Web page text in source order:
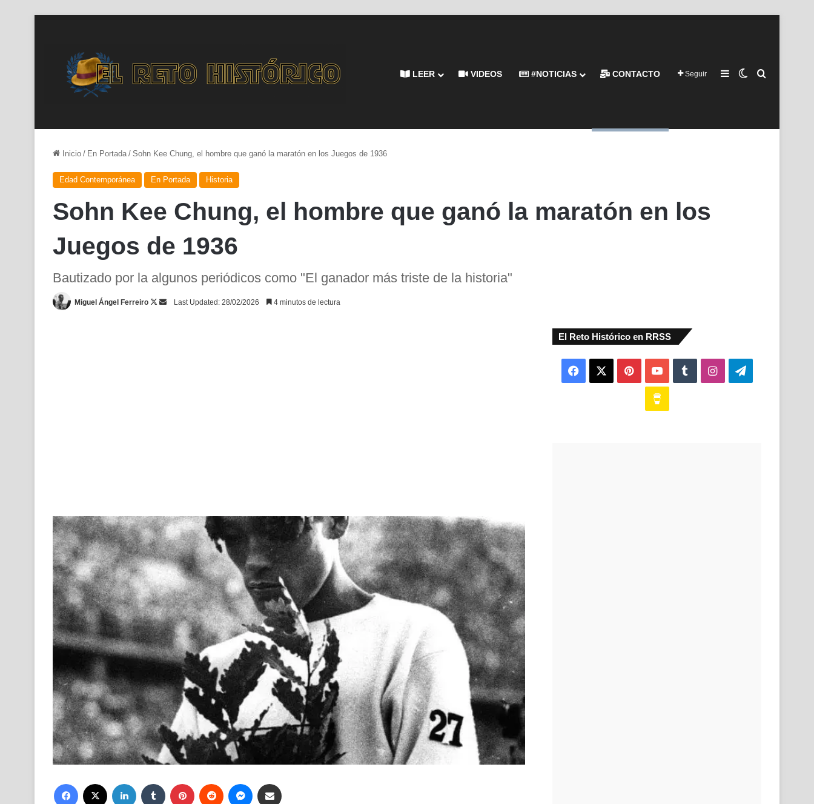
LEER VIDEOS #NOTICIAS CONTACTO Seguir Barra lateral
Switch skin
Inicio / En Portada / Sohn Kee Chung, el hombre que ganó la maratón en los Juegos de 1936
Edad Contemporánea En Portada Historia
Sohn Kee Chung, el hombre que ganó la maratón en los
Juegos de 1936
Bautizado por la algunos periódicos como "El ganador más triste de la historia"
Miguel Ángel Ferreiro
Follow
SendLast Updated: 28/02/2026 4 minutos de lectura
Facebook LinkedIn Tumblr Pinterest Reddit Messenger
El Reto Histórico en RRSS
Facebook PinterestYouTubeTumblrInstagramTelegram